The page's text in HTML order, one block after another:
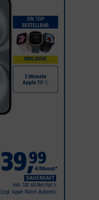
ON TOP
BESTELLBAR
INKLUSIVE
39,99
€/Monat*
DAUERHAFT
Inkl. 1&1 All-Net-Flat S
(zzgl. Apple Watch Aufpreis)